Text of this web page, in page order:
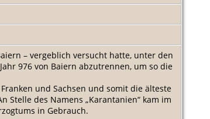
– vergeblich versucht hatte, unter den
976 von Baiern abzutrennen, um so die
und Sachsen und somit die älteste
Stelle des Namens „Karantanien“ kam im
in Gebrauch.